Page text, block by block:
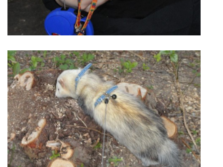
© 2026 eStránky.cz |RSS|WebSlice
Nahoru ↑